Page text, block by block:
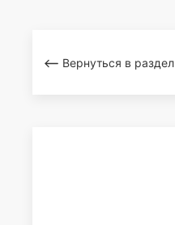
Вернуться в раздел